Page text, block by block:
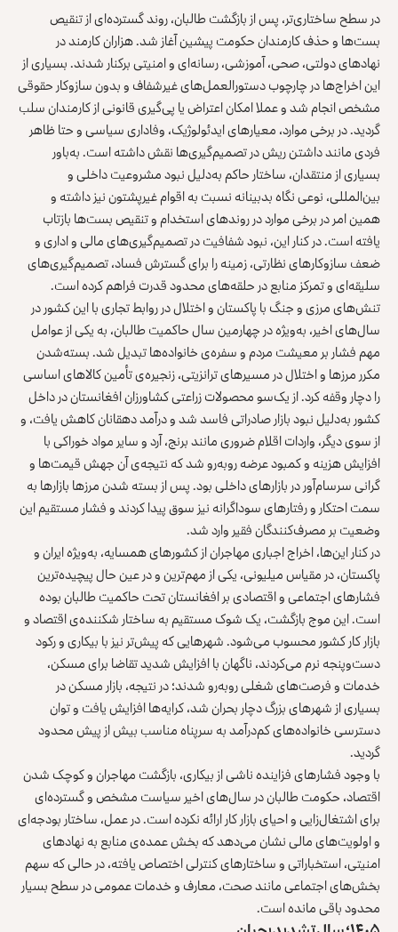
در سطح ساختاری‌تر، پس از بازگشت طالبان، روند گسترده‌ای از تنقیص
بست‌ها و حذف کارمندان حکومت پیشین آغاز شد. هزاران کارمند در
نهادهای دولتی، صحی، آموزشی، رسانه‌ای و امنیتی برکنار شدند. بسیاری از
این اخراج‌ها در چارچوب دستورالعمل‌های غیرشفاف و بدون سازوکار حقوقی
مشخص انجام شد و عملا امکان اعتراض یا پی‌گیری قانونی از کارمندان سلب
گردید. در برخی موارد، معیارهای ایدئولوژیک، وفاداری سیاسی و حتا ظاهر
فردی مانند داشتن ریش در تصمیم‌گیری‌ها نقش داشته است. به‌باور
بسیاری از منتقدان، ساختار حاکم به‌دلیل نبود مشروعیت داخلی و
بین‌المللی، نوعی نگاه بدبینانه نسبت به اقوام غیرپشتون نیز داشته و
همین امر در برخی موارد در روندهای استخدام و تنقیص بست‌ها بازتاب
یافته است. در کنار این، نبود شفافیت در تصمیم‌گیری‌های مالی و اداری و
ضعف سازوکارهای نظارتی، زمینه را برای گسترش فساد، تصمیم‌گیری‌های
سلیقه‌ای و تمرکز منابع در حلقه‌های محدود قدرت فراهم کرده است.
تنش‌های مرزی و جنگ با پاکستان و اختلال در روابط تجاری با این کشور در
سال‌های اخیر، به‌ویژه در چهارمین سال حاکمیت طالبان، به یکی از عوامل
مهم فشار بر معیشت مردم و سفره‌ی خانواده‌ها تبدیل شد. بسته‌شدن
مکرر مرزها و اختلال در مسیرهای ترانزیتی، زنجیره‌ی تأمین کالاهای اساسی
را دچار وقفه کرد. از یک‌سو محصولات زراعتی کشاورزان افغانستان در داخل
کشور به‌دلیل نبود بازار صادراتی فاسد شد و درآمد دهقانان کاهش یافت، و
از سوی دیگر، واردات اقلام ضروری مانند برنج، آرد و سایر مواد خوراکی با
افزایش هزینه و کمبود عرضه روبه‌رو شد که نتیجه‌ی آنجهشقیمتهاو
گرانیسرسامآوردربازارهایداخلیبود. پس از بسته شدن مرزها بازارها به
سمت احتکار و رفتارهای سوداگرانه نیز سوق پیدا کردند و فشار مستقیم این
وضعیت بر مصرف‌کنندگان فقیر وارد شد.
در کنار این‌ها، اخراج اجباری مهاجران از کشورهای همسایه، به‌ویژه ایران و
پاکستان، در مقیاس میلیونی، یکی از مهم‌ترین و در عین حال پیچیده‌ترین
فشارهای اجتماعی و اقتصادی بر افغانستان تحت حاکمیت طالبان بوده
است. این موج بازگشت، یک شوک مستقیم به ساختار شکننده‌ی اقتصاد و
بازار کار کشور محسوب می‌شود. شهرهایی که پیش‌تر نیز با بیکاری و رکود
دست‌وپنجه نرم می‌کردند، ناگهان با افزایش شدید تقاضا برای مسکن،
خدمات و فرصت‌های شغلی روبه‌رو شدند؛ در نتیجه، بازار مسکن در
بسیاری از شهرهای بزرگ دچار بحران شد، کرایه‌ها افزایش یافت و توان
دسترسی خانواده‌های کم‌درآمد به سرپناه مناسب بیش از پیش محدود
گردید.
با وجود فشارهای فزاینده ناشی از بیکاری، بازگشت مهاجران و کوچک شدن
اقتصاد، حکومت طالبان در سال‌های اخیر سیاست مشخص و گسترده‌ای
برای اشتغال‌زایی و احیای بازار کار ارائه نکرده است. در عمل، ساختار بودجه‌ای
و اولویت‌های مالی نشان می‌دهد که بخش عمده‌ی منابع به نهادهای
امنیتی، استخباراتی و ساختارهای کنترلی اختصاص یافته، در حالی که سهم
بخش‌های اجتماعی مانند صحت، معارف و خدمات عمومی در سطح بسیار
محدود باقی مانده است.